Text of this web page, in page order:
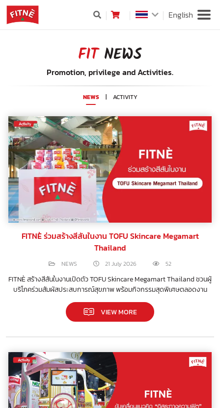
English
FITNEWS
Promotion, privilege and Activities.
NEWS | ACTIVITY
FITNÈ ร่วมสร้างสีสันในงาน TOFU Skincare Megamart
Thailand
NEWS 21 July 2026 52
FITNÈ สร้างสีสันในงานเปิดตัว TOFU Skincare Megamart Thailand ชวนผู้
บริโภคร่วมสัมผัสประสบการณ์สุขภาพ พร้อมกิจกรรมสุดพิเศษตลอดงาน
VIEW MORE